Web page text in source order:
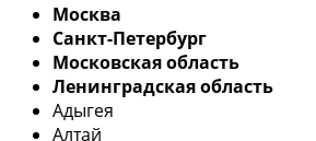
Москва
Санкт-Петербург
Московская область
Ленинградская область
Адыгея
Алтай